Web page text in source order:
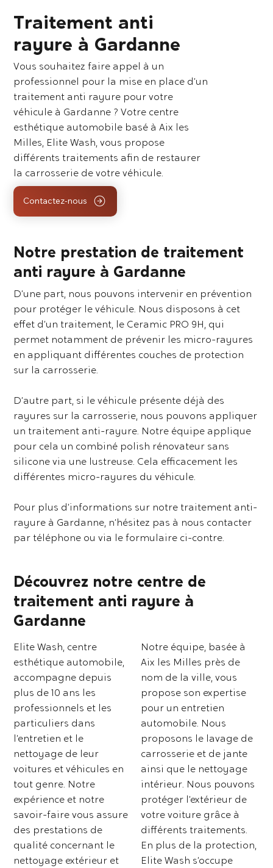
Traitement anti
rayure à Gardanne
Vous souhaitez faire appel à un
professionnel pour la mise en place d’un
traitement anti rayure pour votre
véhicule à Gardanne ? Votre centre
esthétique automobile basé à Aix les
Milles, Elite Wash, vous propose
différents traitements afin de restaurer
la carrosserie de votre véhicule.
Contactez-nous
Notre prestation de traitement
anti rayure à Gardanne
D’une part, nous pouvons intervenir en prévention
pour protéger le véhicule. Nous disposons à cet
effet d’un traitement, le Ceramic PRO 9H, qui
permet notamment de prévenir les micro-rayures
en appliquant différentes couches de protection
sur la carrosserie.
D’autre part, si le véhicule présente déjà des
rayures sur la carrosserie, nous pouvons appliquer
un traitement anti-rayure. Notre équipe applique
pour cela un combiné polish rénovateur sans
silicone via une lustreuse. Cela efficacement les
différentes micro-rayures du véhicule.
Pour plus d’informations sur notre traitement anti-
rayure à Gardanne, n’hésitez pas à nous contacter
par téléphone ou via le formulaire ci-contre.
Découvrez notre centre de
traitement anti rayure à
Gardanne
Elite Wash, centre
esthétique automobile,
accompagne depuis
plus de 10 ans les
professionnels et les
particuliers dans
l’entretien et le
nettoyage de leur
voitures et véhicules en
tout genre. Notre
expérience et notre
savoir-faire vous assure
des prestations de
qualité concernant le
nettoyage extérieur et
Notre équipe, basée à
Aix les Milles près de
nom de la ville, vous
propose son expertise
pour un entretien
automobile. Nous
proposons le lavage de
carrosserie et de jante
ainsi que le nettoyage
intérieur. Nous pouvons
protéger l’extérieur de
votre voiture grâce à
différents traitements.
En plus de la protection,
Elite Wash s’occupe